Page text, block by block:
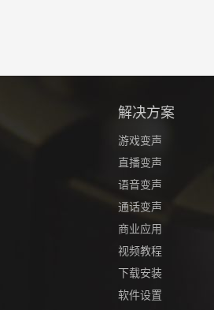
解决方案
游戏变声
直播变声
语音变声
通话变声
商业应用
视频教程
下载安装
软件设置